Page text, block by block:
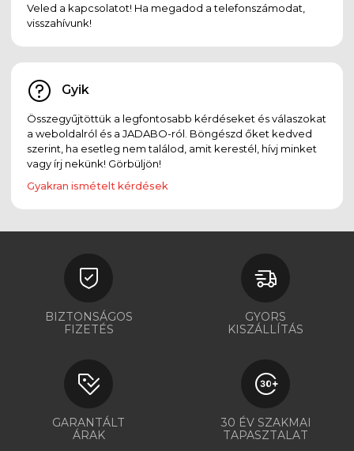
Veled a kapcsolatot! Ha megadod a telefonszámodat,
visszahívunk!
Gyik
Összegyűjtöttük a legfontosabb kérdéseket és válaszokat
a weboldalról és a JADABO-ról. Böngészd őket kedved
szerint, ha esetleg nem találod, amit kerestél, hívj minket
vagy írj nekünk! Görbüljön!
Gyakran ismételt kérdések
BIZTONSÁGOS
FIZETÉS
GYORS
KISZÁLLÍTÁS
GARANTÁLT
ÁRAK
30 ÉV SZAKMAI
TAPASZTALAT